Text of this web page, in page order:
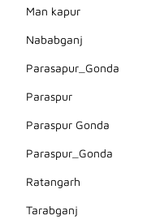
Man kapur
Nababganj
Parasapur_Gonda
Paraspur
Paraspur Gonda
Paraspur_Gonda
Ratangarh
Tarabganj